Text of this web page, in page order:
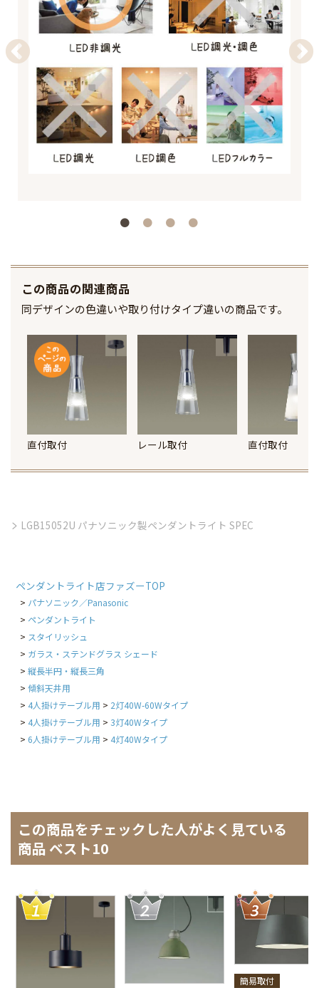
この商品の関連商品
同デザインの色違いや取り付けタイプ違いの商品です。
直付取付 レール取付 直付取付
LGB15052U パナソニック製ペンダントライト SPEC
ペンダントライト店ファズーTOP
パナソニック／Panasonic
ペンダントライト
スタイリッシュ
ガラス・ステンドグラス シェード
縦長半円・縦長三角
傾斜天井用
4人掛けテーブル用
2灯40W-60Wタイプ
4人掛けテーブル用
3灯40Wタイプ
6人掛けテーブル用
4灯40Wタイプ
この商品をチェックした人がよく見ている
商品 ベスト10
簡易取付